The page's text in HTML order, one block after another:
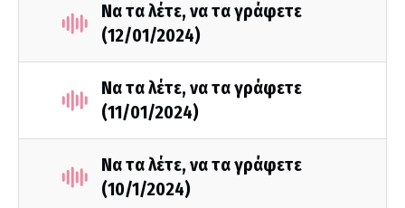
Να τα λέτε, να τα γράφετε
(12/01/2024)
Να τα λέτε, να τα γράφετε
(11/01/2024)
Να τα λέτε, να τα γράφετε
(10/1/2024)